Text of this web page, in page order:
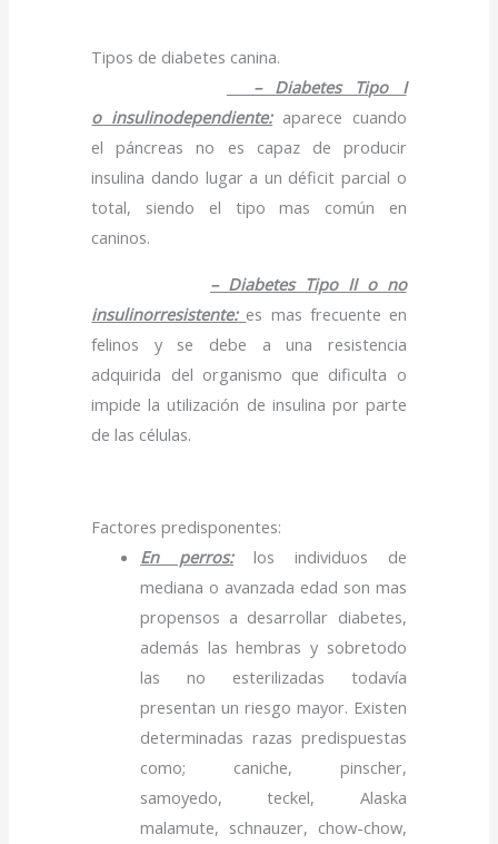
Tipos de diabetes canina.
– Diabetes Tipo I
o insulinodependiente:aparece cuando
el páncreas no es capaz de producir
insulina dando lugar a un déficit parcial o
total, siendo el tipo mas común en
caninos.
– Diabetes Tipo II o no
insulinorresistente: es mas frecuente en
felinos y se debe a una resistencia
adquirida del organismo que dificulta o
impide la utilización de insulina por parte
de las células.
Factores predisponentes:
En perros:los individuos de
mediana o avanzada edad son mas
propensos a desarrollar diabetes,
además las hembras y sobretodo
las no esterilizadas todavía
presentan un riesgo mayor. Existen
determinadas razas predispuestas
como; caniche, pinscher,
samoyedo, teckel, Alaska
malamute, schnauzer, chow-chow,